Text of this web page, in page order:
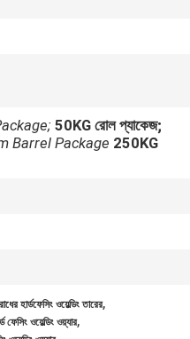
50KG রোল প্যাকেজ;
Barrel Package 250KG
হার্ডফেসিং ওয়েল্ডিং তারের,
ওয়েল্ডিং ওয়্যার,